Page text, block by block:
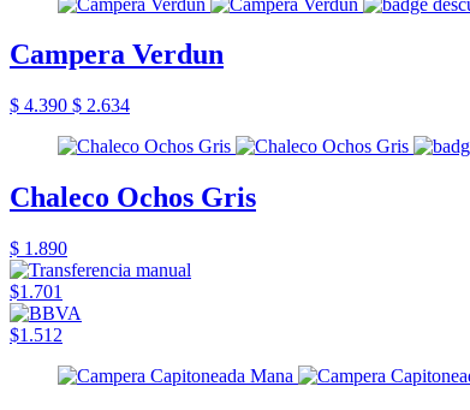
Campera Verdun
$ 4.390 $ 2.634
Chaleco Ochos Gris
$ 1.890
$1.701
$1.512